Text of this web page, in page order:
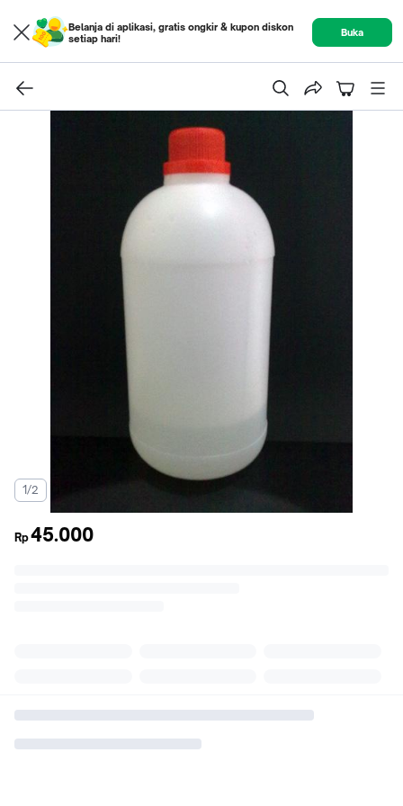
Belanja di aplikasi, gratis ongkir & kupon diskon
setiap hari!
Buka
1/2
Rp45.000